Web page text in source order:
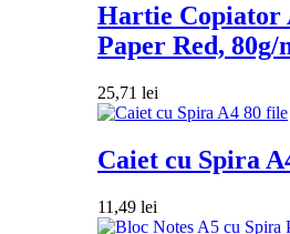
Hartie Copiator
Paper Red,
25,71 lei
Caiet cu Spira
11,49 lei